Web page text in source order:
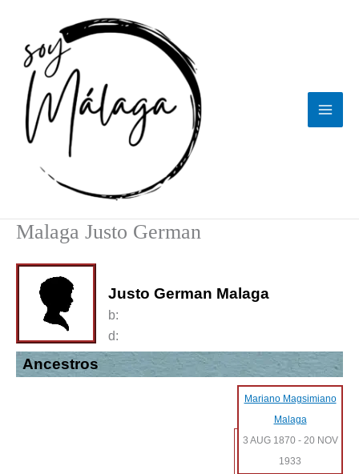
contenido
Malaga Justo German
Justo German Malaga
b:
d:
Ancestros
Mariano Magsimiano
Malaga
3 AUG 1870- 20 NOV
1933